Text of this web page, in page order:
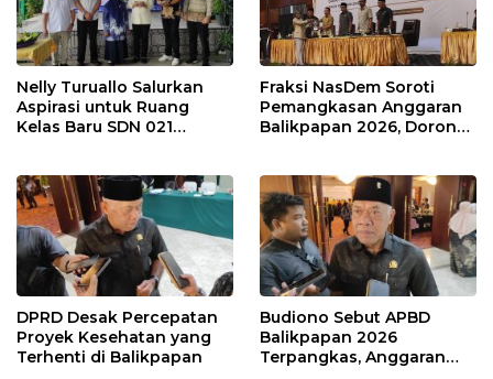
Nelly Turuallo Salurkan
Aspirasi untuk Ruang
Kelas Baru SDN 021
Fraksi NasDem Soroti
Pemangkasan Anggaran
Balikpapan 2026, Dorong
DPRD Desak Percepatan
Proyek Kesehatan yang
Terhenti di Balikpapan
Budiono Sebut APBD
Balikpapan 2026
Terpangkas, Anggaran